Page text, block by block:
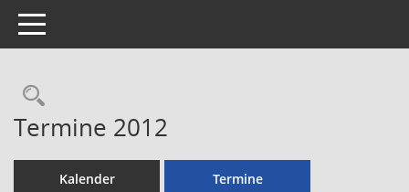
Toggle navigation
Rechercheauswahl
Termine 2012
Kalender Termine